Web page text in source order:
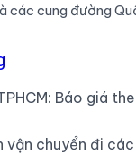
các cung đường
Báo giá
chuyển đi